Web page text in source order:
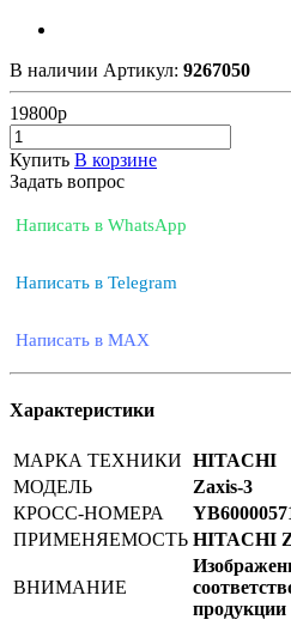
В наличии Артикул: 9267050
19800р
Купить В корзине
Задать вопрос
Написать в WhatsApp
Написать в Telegram
Написать в MAX
Характеристики
МАРКА ТЕХНИКИ HITACHI
МОДЕЛЬ
Zaxis-3
КРОСС-НОМЕРА
ПРИМЕНЯЕМОСТЬ HITACHI
ВНИМАНИЕ
продукции